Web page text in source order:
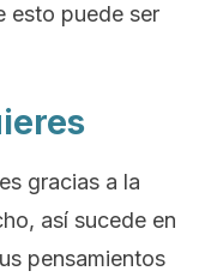
esto puede ser
gracias a la
así sucede en
pensamientos